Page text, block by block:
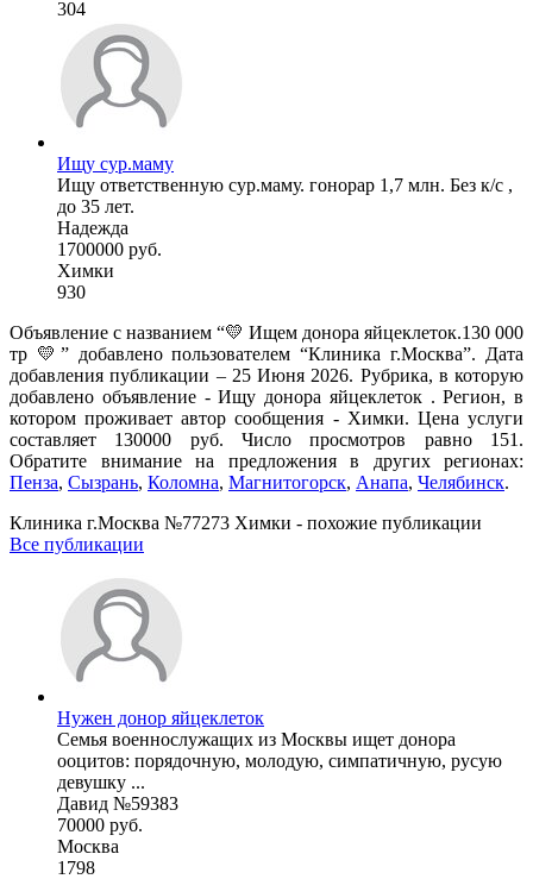
304
Ищу сур.маму
Ищу ответственную сур.маму. гонорар 1,7 млн. Без к/с ,
до 35 лет.
Надежда
1700000 руб.
Химки
930
Объявление с названием “💛 Ищем донора яйцеклеток.130 000
тр 💛” добавлено пользователем “Клиника г.Москва”. Дата
добавления публикации – 25 Июня 2026. Рубрика, в которую
добавлено объявление - Ищу донора яйцеклеток . Регион, в
котором проживает автор сообщения - Химки. Цена услуги
составляет 130000 руб. Число просмотров равно 151.
Обратите внимание на предложения в других регионах:
Пенза, Сызрань, Коломна, Магнитогорск, Анапа, Челябинск.
Клиника г.Москва №77273 Химки - похожие публикации
Все публикации
Нужен донор яйцеклеток
Семья военнослужащих из Москвы ищет донора
ооцитов: порядочную, молодую, симпатичную, русую
девушку ...
Давид №59383
70000 руб.
Москва
1798